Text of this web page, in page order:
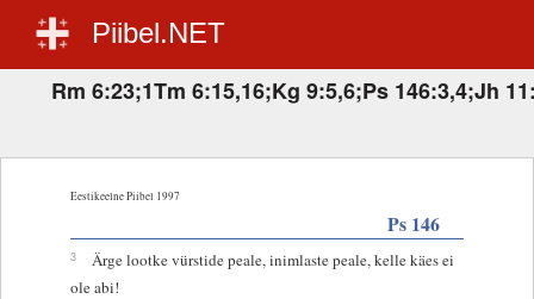
Piibel.NET
Rm 6:23;1Tm 6:15,16;Kg 9:5,6;Ps 146:3,4;Jh
Eestikeelne Piibel 1997
Ps 146
3
Ärge lootke vürstide peale, inimlaste peale, kelle käes ei
ole abi!